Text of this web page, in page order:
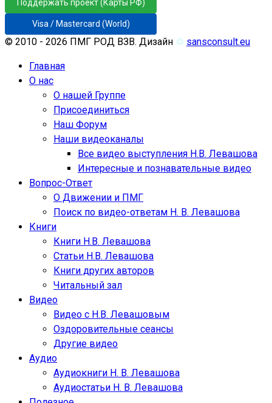
Поддержать проект (Карты РФ)
Visa / Mastercard (World)
© 2010 - 2026 ПМГ РОД ВЗВ. Дизайн ♲ sansconsult.eu
Главная
О нас
О нашей Группе
Присоединиться
Наш Форум
Наши видеоканалы
Все видео выступления Н.В. Левашова
Интересные и познавательные видео
Вопрос-Ответ
О Движении и ПМГ
Поиск по видео-ответам Н. В. Левашова
Книги
Книги Н.В. Левашова
Статьи Н.В. Левашова
Книги других авторов
Читальный зал
Видео
Видео с Н.В. Левашовым
Оздоровительные сеансы
Другие видео
Аудио
Аудиокниги Н. В. Левашова
Аудиостатьи Н. В. Левашова